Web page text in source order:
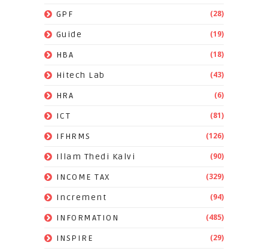
GPF (28)
Guide (19)
HBA (18)
Hitech Lab (43)
HRA (6)
ICT (81)
IFHRMS (126)
Illam Thedi Kalvi (90)
INCOME TAX (329)
Increment (94)
INFORMATION (485)
INSPIRE (29)